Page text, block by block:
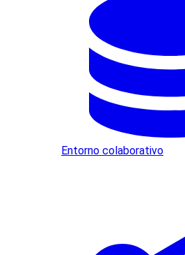
Entorno colaborativo